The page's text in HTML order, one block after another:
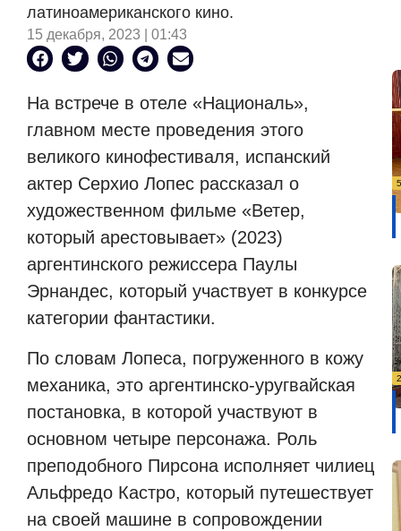
латиноамериканского кино.
15 декабря, 2023 | 01:43
На встрече в отеле «Националь»,
главном месте проведения этого
великого кинофестиваля, испанский
актер Серхио Лопес рассказал о
художественном фильме «Ветер,
который арестовывает» (2023)
аргентинского режиссера Паулы
Эрнандес, который участвует в конкурсе
категории фантастики.
По словам Лопеса, погруженного в кожу
механика, это аргентинско-уругвайская
постановка, в которой участвуют в
основном четыре персонажа. Роль
преподобного Пирсона исполняет чилиец
Альфредо Кастро, который путешествует
на своей машине в сопровождении